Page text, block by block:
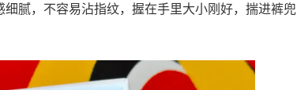
腻，不容易沾指纹，握在手里大小刚好，揣进裤兜